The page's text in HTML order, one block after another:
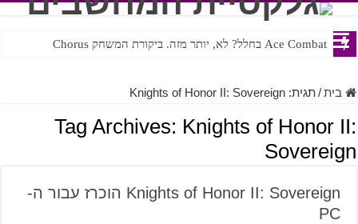
Ace Combat בחלל? לא, יותר מזה. ביקורת המשחק Chorus
בית/תגית:Knights of Honor II: Sovereign
Tag Archives: Knights of Honor II:
Sovereign
Knights of Honor II: Sovereign הוכרז עבור ה-
PC